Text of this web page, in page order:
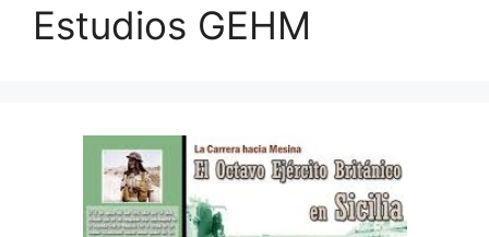
Estudios GEHM